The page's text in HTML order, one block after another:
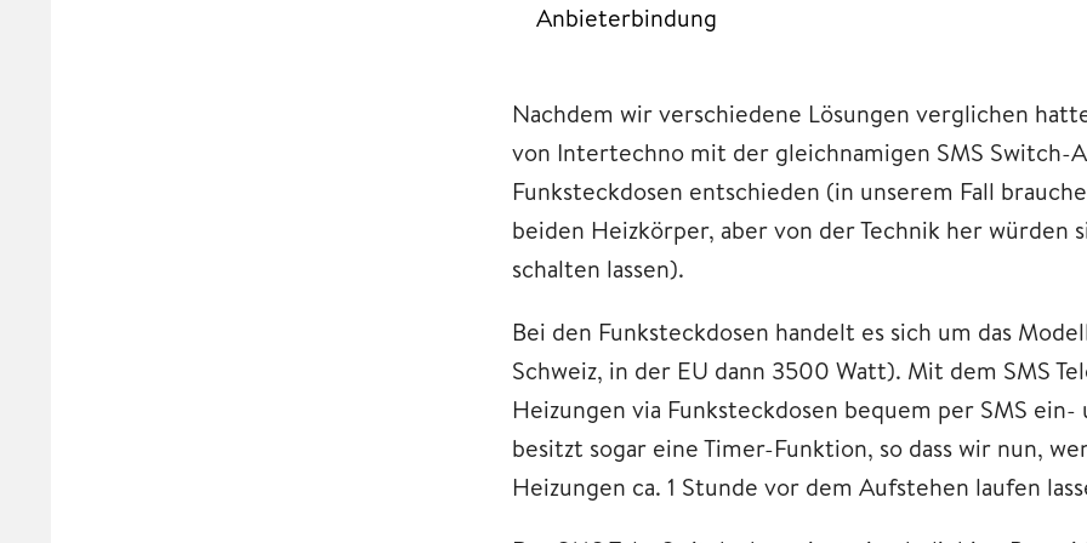
Anbieterbindung
Nachdem wir verschiedene Lösungen verglichen
von Intertechno mit der gleichnamigen SMS Switch-
Funksteckdosen entschieden (in unserem Fall
beiden Heizkörper, aber von der Technik her würden
schalten lassen).
Bei den Funksteckdosen handelt es sich um das
Schweiz, in der EU dann 3500 Watt). Mit dem SMS
Heizungen via Funksteckdosen bequem per SMS ein-
besitzt sogar eine Timer-Funktion, so dass wir nun,
Heizungen ca. 1 Stunde vor dem Aufstehen laufen